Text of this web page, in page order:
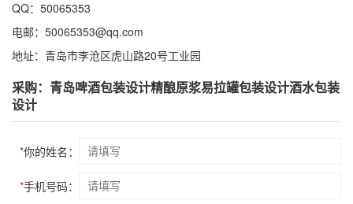
QQ：50065353
电邮：50065353@qq.com
地址：青岛市李沧区虎山路20号工业园
采购：青岛啤酒包装设计精酿原浆易拉罐包装设计酒水包装
设计
*你的姓名：
*手机号码：